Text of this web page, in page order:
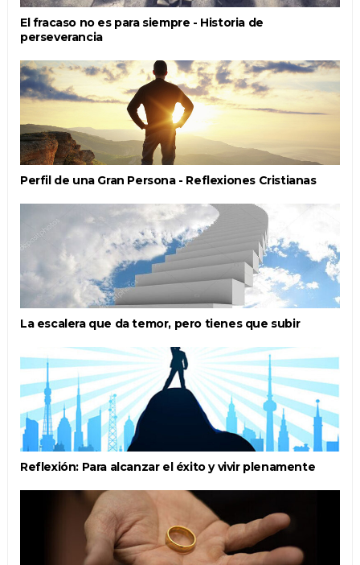
El fracaso no es para siempre - Historia de
perseverancia
Perfil de una Gran Persona - Reflexiones Cristianas
La escalera que da temor, pero tienes que subir
Reflexión: Para alcanzar el éxito y vivir plenamente